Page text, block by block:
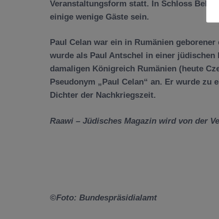
Veranstaltungsform statt. In Schloss
einige wenige Gäste sein.
Paul Celan war ein in Rumänien
wurde als Paul Antschel in einer
damaligen Königreich Rumänien (heute
Pseudonym „Paul Celan“ an. Er wurde
Dichter der Nachkriegszeit.
Raawi – Jüdisches Magazin wird von der
©Foto: Bundespräsidialamt